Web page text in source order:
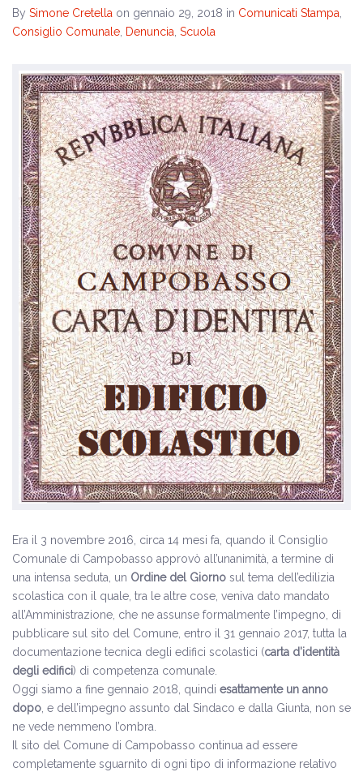
By Simone Cretella on gennaio 29, 2018 in Comunicati Stampa
Consiglio Comunale Denuncia Scuola
Era il 3 novembre 2016, circa 14 mesi fa, quando il Consiglio
Comunale di Campobasso approvò all’unanimità, a termine di
una intensa seduta, un Ordine del Giorno sul tema dell’edilizia
scolastica con il quale, tra le altre cose, veniva dato mandato
all’Amministrazione, che ne assunse formalmente l’impegno, di
pubblicare sul sito del Comune, entro il 31 gennaio 2017, tutta la
documentazione tecnica degli edifici scolastici (carta d’identità
degli edifici) di competenza comunale.
Oggi siamo a fine gennaio 2018, quindi esattamente un anno
dopo , e dell’impegno assunto dal Sindaco e dalla Giunta, non se
ne vede nemmeno l’ombra.
Il sito del Comune di Campobasso continua ad essere
completamente sguarnito di ogni tipo di informazione relativo